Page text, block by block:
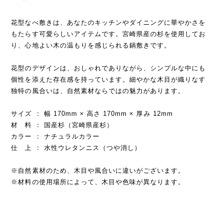
花型なべ敷きは、あなたのキッチンやダイニングに華やかさを
もたらす可愛らしいアイテムです。宮崎県産の杉を使用してお
り、心地よい木の温もりを感じられる鍋敷きです。
花型のデザインは、おしゃれでありながら、シンプルな中にも
個性を添えた存在感を持っています。細やかな木目が織りなす
独特の風合いは、自然素材ならではの魅力があります。
サイズ ： 幅 170mm × 高さ 170mm × 厚み 12mm
材 料 ： 国産杉（宮崎県産杉）
カラー ： ナチュラルカラー
仕 上 ： 水性ウレタンニス（つや消し）
※自然素材のため、木目や風合いに違いがございます。
※材料の使用場所によって、木目や色味が異なります。